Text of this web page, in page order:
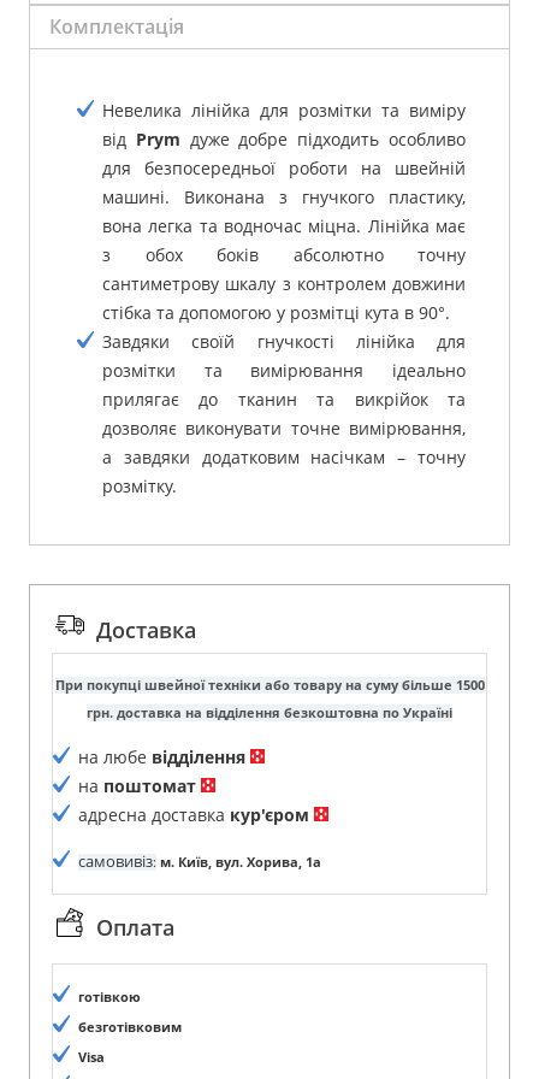
Комплектація
Невелика лінійка для розмітки та виміру
від Prym дуже добре підходить особливо
для безпосередньої роботи на швейній
машині.
Виконана з гнучкого пластику,
вона легка та водночас міцна. Лінійка має
з обох боків абсолютно точну
сантиметрову шкалу з контролем довжини
стібка та допомогою у розмітці кута в 90°.
Завдяки своїй гнучкості лінійка для
розмітки та вимірювання ідеально
прилягає до тканин та викрійок та
дозволяє виконувати точне вимірювання,
а завдяки додатковим насічкам – точну
розмітку.
Доставка
При покупці швейної техніки або товару на суму більше 1500
грн. доставка на відділення безкоштовна по Україні
на любе відділення
на поштомат
адресна доставка кур'єром
самовивіз: м. Київ, вул. Хорива, 1а
Оплата
готівкою
безготівковим
Visa